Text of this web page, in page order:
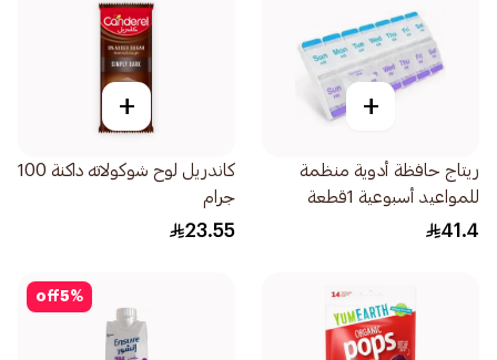
+
ريتاج حافظة أدوية منظمة
للمواعيد أسبوعية 1قطعة
41.4
+
كاندريل لوح شوكولاته داكنة 100
جرام
23.55
5%
off